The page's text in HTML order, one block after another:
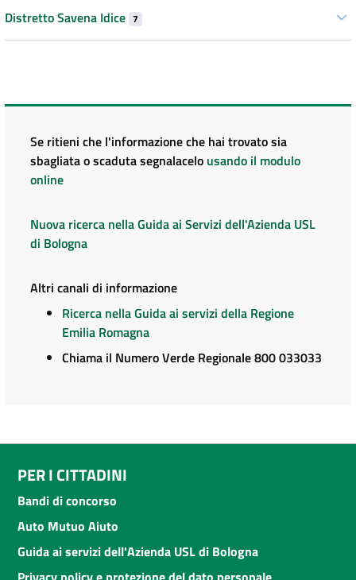
Distretto Savena Idice 7
Se ritieni che l'informazione che hai trovato sia
sbagliata o scaduta segnalacelo usando il modulo
online
Nuova ricerca nella Guida ai Servizi dell'Azienda USL
di Bologna
Altri canali di informazione
Ricerca nella Guida ai servizi della Regione
Emilia Romagna
Chiama il Numero Verde Regionale 800 033033
PER I CITTADINI
Bandi di concorso
Auto Mutuo Aiuto
Guida ai servizi dell'Azienda USL di Bologna